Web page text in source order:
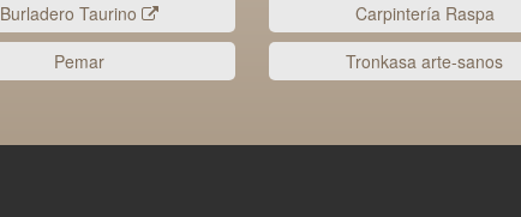
Burladero Taurino Carpintería Raspa
Pemar
Tronkasa arte-sanos